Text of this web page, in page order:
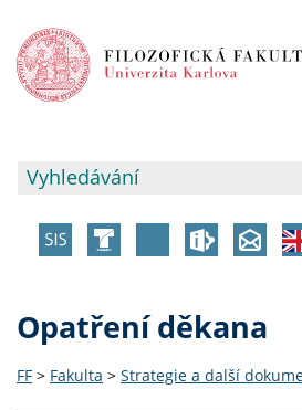
Opatření děkana
FF > Fakulta > Strategie a další